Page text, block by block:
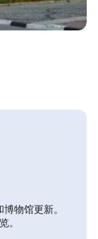
物馆更新。
。